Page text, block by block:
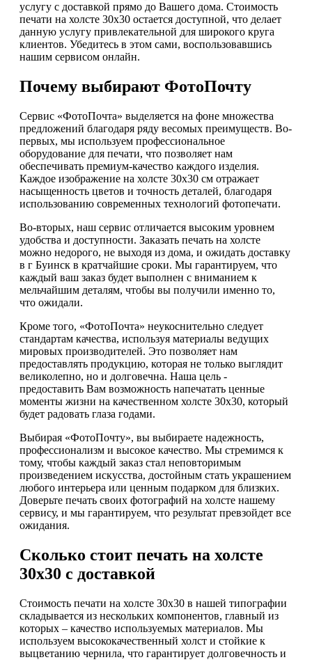
услугу с доставкой прямо до Вашего дома. Стоимость
печати на холсте 30х30 остается доступной, что делает
данную услугу привлекательной для широкого круга
клиентов. Убедитесь в этом сами, воспользовавшись
нашим сервисом онлайн.
Почему выбирают ФотоПочту
Сервис «ФотоПочта» выделяется на фоне множества
предложений благодаря ряду весомых преимуществ. Во-
первых, мы используем профессиональное
оборудование для печати, что позволяет нам
обеспечивать премиум-качество каждого изделия.
Каждое изображение на холсте 30х30 см отражает
насыщенность цветов и точность деталей, благодаря
использованию современных технологий фотопечати.
Во-вторых, наш сервис отличается высоким уровнем
удобства и доступности. Заказать печать на холсте
можно недорого, не выходя из дома, и ожидать доставку
в г Буинск в кратчайшие сроки. Мы гарантируем, что
каждый ваш заказ будет выполнен с вниманием к
мельчайшим деталям, чтобы вы получили именно то,
что ожидали.
Кроме того, «ФотоПочта» неукоснительно следует
стандартам качества, используя материалы ведущих
мировых производителей. Это позволяет нам
предоставлять продукцию, которая не только выглядит
великолепно, но и долговечна. Наша цель -
предоставить Вам возможность напечатать ценные
моменты жизни на качественном холсте 30х30, который
будет радовать глаза годами.
Выбирая «ФотоПочту», вы выбираете надежность,
профессионализм и высокое качество. Мы стремимся к
тому, чтобы каждый заказ стал неповторимым
произведением искусства, достойным стать украшением
любого интерьера или ценным подарком для близких.
Доверьте печать своих фотографий на холсте нашему
сервису, и мы гарантируем, что результат превзойдет все
ожидания.
Сколько стоит печать на холсте
30х30 с доставкой
Стоимость печати на холсте 30х30 в нашей типографии
складывается из нескольких компонентов, главный из
которых – качество используемых материалов. Мы
используем высококачественный холст и стойкие к
выцветанию чернила, что гарантирует долговечность и